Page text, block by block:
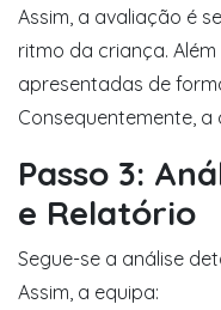
Assim, a avaliação é
ritmo da criança.
apresentadas de
Consequentemente,
Passo 3:
e Relatório
Segue-se a análise
Assim, a equipa: